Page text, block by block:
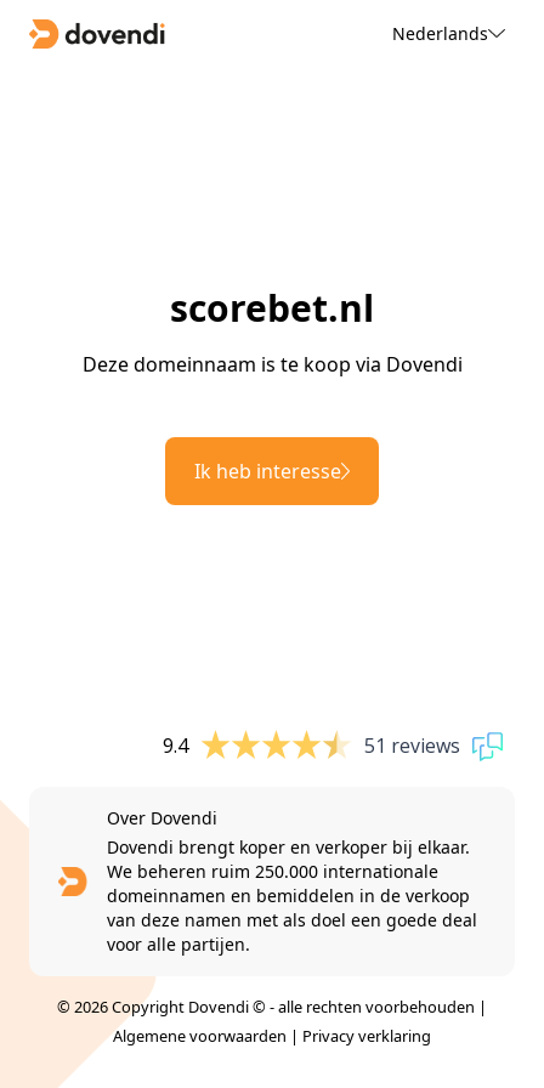
Nederlands
scorebet.nl
Deze domeinnaam is te koop via Dovendi
Ik heb interesse
9.4 51 reviews
Over Dovendi
Dovendi brengt koper en verkoper bij elkaar.
We beheren ruim 250.000 internationale
domeinnamen en bemiddelen in de verkoop
van deze namen met als doel een goede deal
voor alle partijen.
© 2026 Copyright Dovendi © - alle rechten voorbehouden |
Algemene voorwaarden | Privacy verklaring